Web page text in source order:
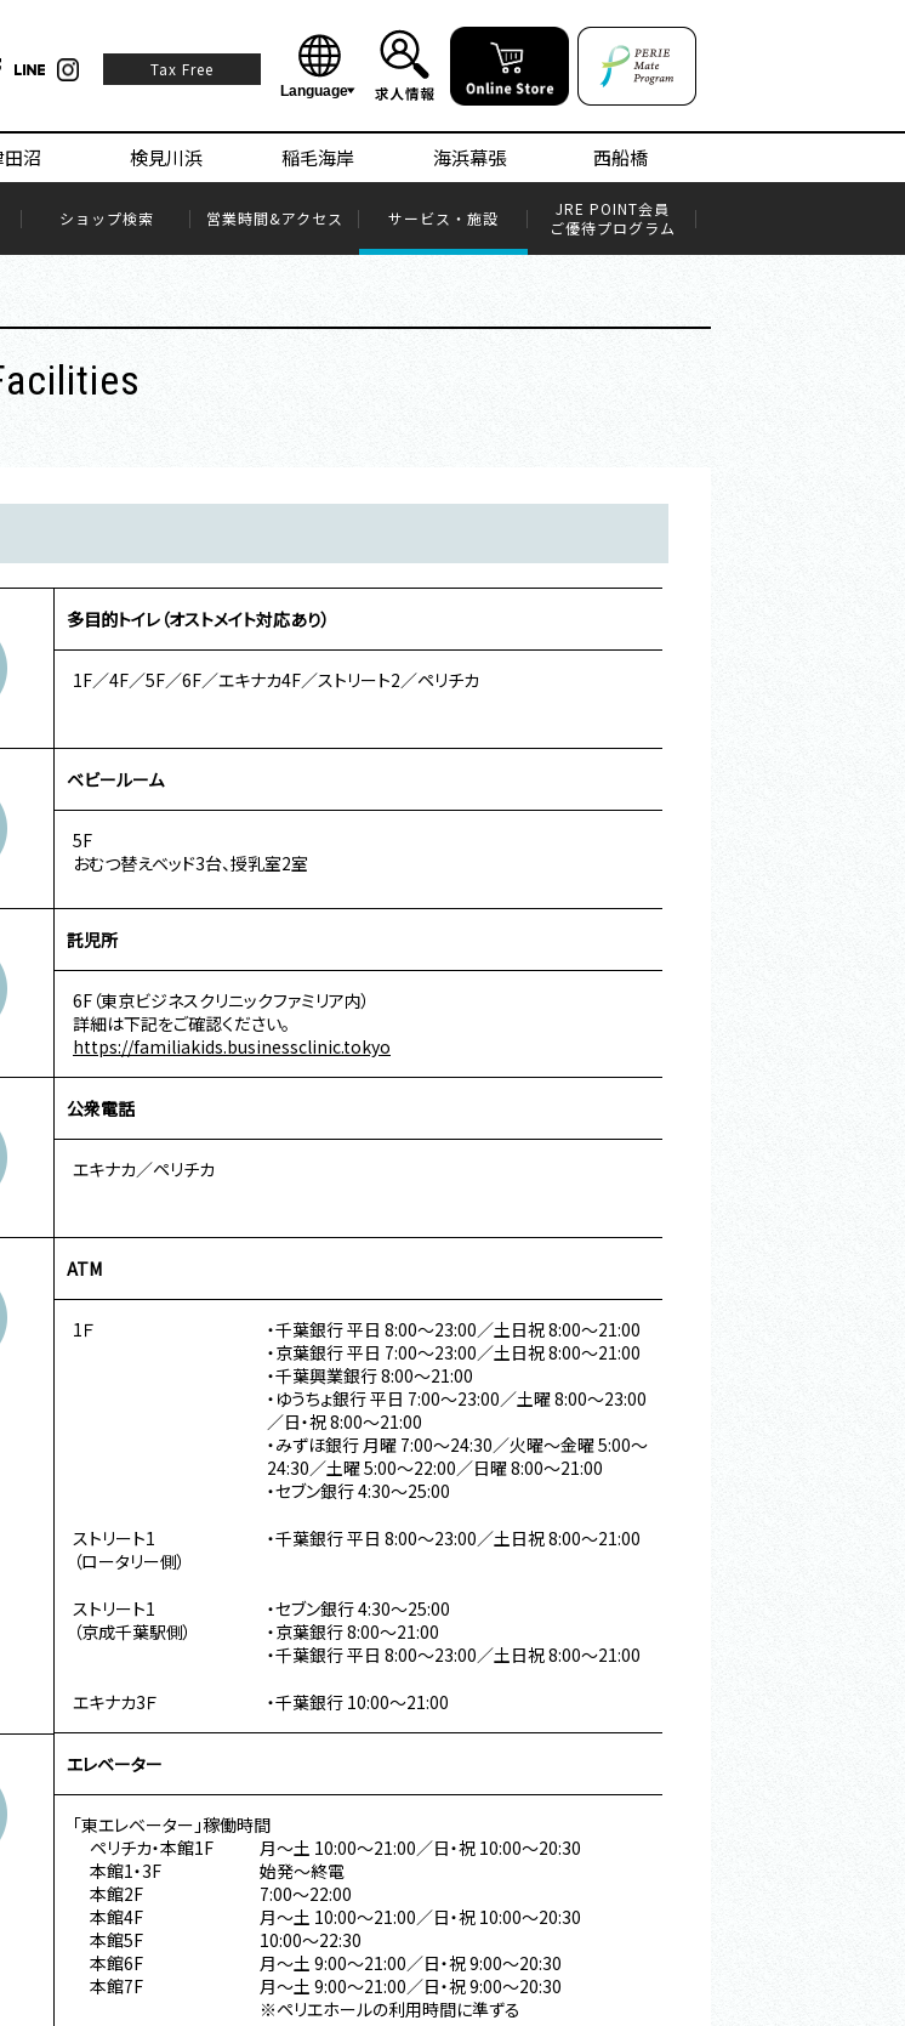
Tax Free
田沼 検見川浜 稲毛海岸 海浜幕張 西船橋
ショップ検索 営業時間&アクセス サービス・施設
JRE POINT会員​
ご優待プログラム
多目的トイレ（オストメイト対応あり）
1F／4F／5F／6F／エキナカ4F／ストリート2／ペリチカ
ベビールーム
5F
おむつ替えベッド3台、授乳室2室
託児所
6F（東京ビジネスクリニックファミリア内）
詳細は下記をご確認ください。
https://familiakids.businessclinic.tokyo
公衆電話
エキナカ／ペリチカ
ATM
1Ｆ
・千葉銀行 平日 8:00～23:00／土日祝 8:00～21:00
・京葉銀行 平日 7:00～23:00／土日祝 8:00～21:00
・千葉興業銀行 8:00～21:00
・ゆうちょ銀行 平日 7:00～23:00／土曜 8:00～23:00
／日・祝 8:00～21:00
・みずほ銀行 月曜 7:00～24:30／火曜～金曜 5:00～
24:30／土曜 5:00～22:00／日曜 8:00～21:00
・セブン銀行 4:30～25:00
ストリート1
（ロータリー側）
・千葉銀行 平日 8:00～23:00／土日祝 8:00～21:00
ストリート1
（京成千葉駅側）
・セブン銀行 4:30～25:00
・京葉銀行 8:00～21:00
・千葉銀行 平日 8:00～23:00／土日祝 8:00～21:00
エキナカ3Ｆ
・千葉銀行 10:00～21:00
エレベーター
「東エレベーター」稼働時間
ペリチカ・本館1F
月～土 10:00～21:00／日・祝 10:00～20:30
本館1・3F
始発～終電
本館2F
7:00～22:00
本館4F
月～土 10:00～21:00／日・祝 10:00～20:30
本館5F
10:00～22:30
本館6F
月～土 9:00～21:00／日・祝 9:00～20:30
本館7F
月～土 9:00～21:00／日・祝 9:00～20:30
※ペリエホールの利用時間に準ずる